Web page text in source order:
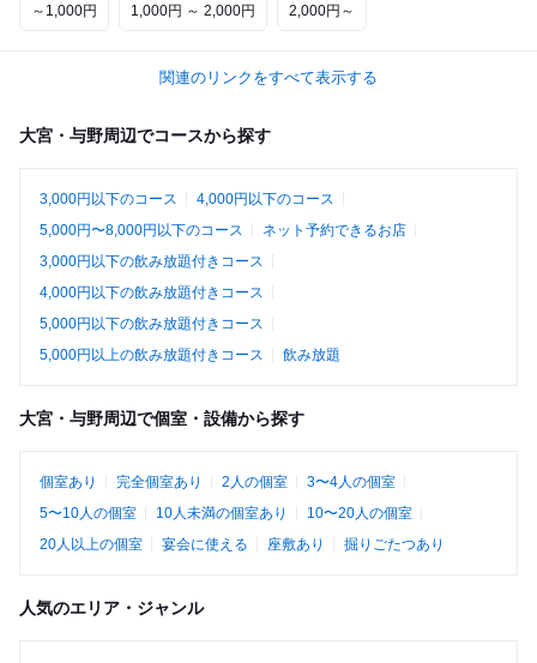
～1,000円 1,000円 ～ 2,000円 2,000円～
関連のリンクをすべて表示する
大宮・与野周辺でコースから探す
3,000円以下のコース
4,000円以下のコース
5,000円〜8,000円以下のコース
ネット予約できるお店
3,000円以下の飲み放題付きコース
4,000円以下の飲み放題付きコース
5,000円以下の飲み放題付きコース
5,000円以上の飲み放題付きコース
飲み放題
大宮・与野周辺で個室・設備から探す
個室あり 完全個室あり 2人の個室
3〜4人の個室
5〜10人の個室
10人未満の個室あり
10〜20人の個室
20人以上の個室
宴会に使える 座敷あり 掘りごたつあり
人気のエリア・ジャンル